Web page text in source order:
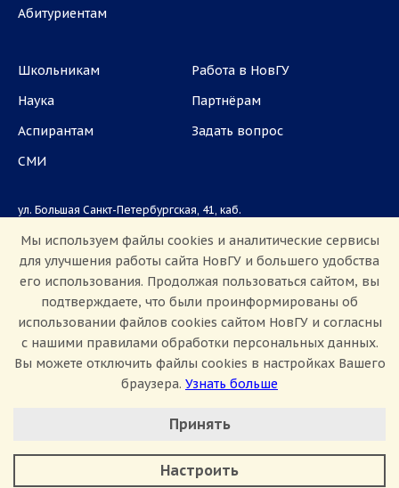
Абитуриентам
Школьникам
Наука
Аспирантам
СМИ
Работа в НовГУ
Партнёрам
Задать вопрос
ул. Большая Санкт-Петербургская, 41, каб.
Приемная комиссия: +7(8162)33-20-44
Сведения о доходах
Мы используем файлы cookies и аналитические сервисы
для улучшения работы сайта НовГУ и большего удобства
его использования. Продолжая пользоваться сайтом, вы
подтверждаете, что были проинформированы об
использовании файлов cookies сайтом НовГУ и согласны
с нашими правилами обработки персональных данных.
Вы можете отключить файлы cookies в настройках Вашего
браузера. Узнать больше
Минимальные
Аналитические/Функциональные
Принять
Настроить